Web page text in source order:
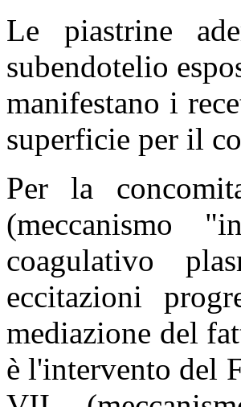
Le piastrine
subendotelio
manifestano i
superficie per il
Per la
(meccanismo
coagulativo
eccitazioni
mediazione del
è l'intervento del